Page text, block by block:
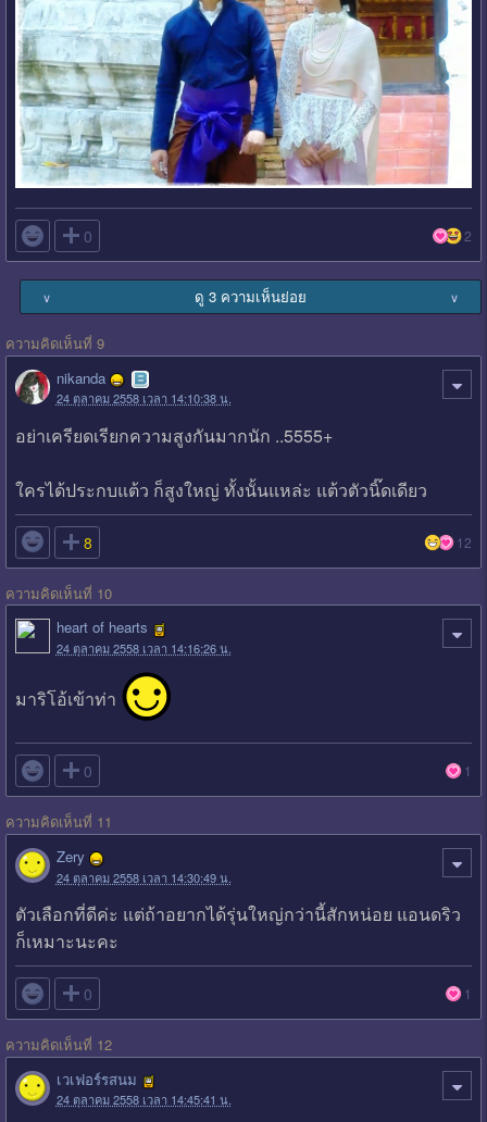
 0 2
∨ ดู 3 ความเห็นย่อย ∨
ความคิดเห็นที่ 9
nikanda
24 ตุลาคม 2558 เวลา 14:10:38 น.
อย่าเครียดเรียกความสูงกันมากนัก ..5555+
ใครได้ประกบแต้ว ก็สูงใหญ่ ทั้งนั้นแหล่ะ แต้วตัวนิ๊ดเดียว
 8 12
ความคิดเห็นที่ 10
heart of hearts
24 ตุลาคม 2558 เวลา 14:16:26 น.
มาริโอ้เข้าท่า
 0 1
ความคิดเห็นที่ 11
Zery
24 ตุลาคม 2558 เวลา 14:30:49 น.
ตัวเลือกที่ดีค่ะ แต่ถ้าอยากได้รุ่นใหญ่กว่านี้สักหน่อย แอนดริว
ก็เหมาะนะคะ
 0 1
ความคิดเห็นที่ 12
เวเฟอร์รสนม
24 ตุลาคม 2558 เวลา 14:45:41 น.